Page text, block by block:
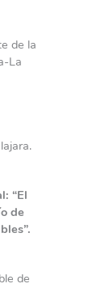
de la
La
“El
de
de